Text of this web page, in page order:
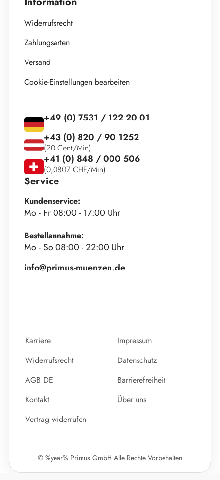
Widerrufsrecht
Zahlungsarten
Versand
Cookie-Einstellungen bearbeiten
Service
Kundenservice:
Mo - Fr 08:00 - 17:00 Uhr
Bestellannahme:
Mo - So 08:00 - 22:00 Uhr
info@primus-muenzen.de
+49 (0) 7531 / 122 20 01
+43 (0) 820 / 90 1252
(20 Cent/Min)
+41 (0) 848 / 000 506
(0,0807 CHF/Min)
Karriere
Impressum
Widerrufsrecht
Datenschutz
AGB DE
Barrierefreiheit
Kontakt
Über uns
Vertrag widerrufen
© %year% Primus GmbH Alle Rechte Vorbehalten